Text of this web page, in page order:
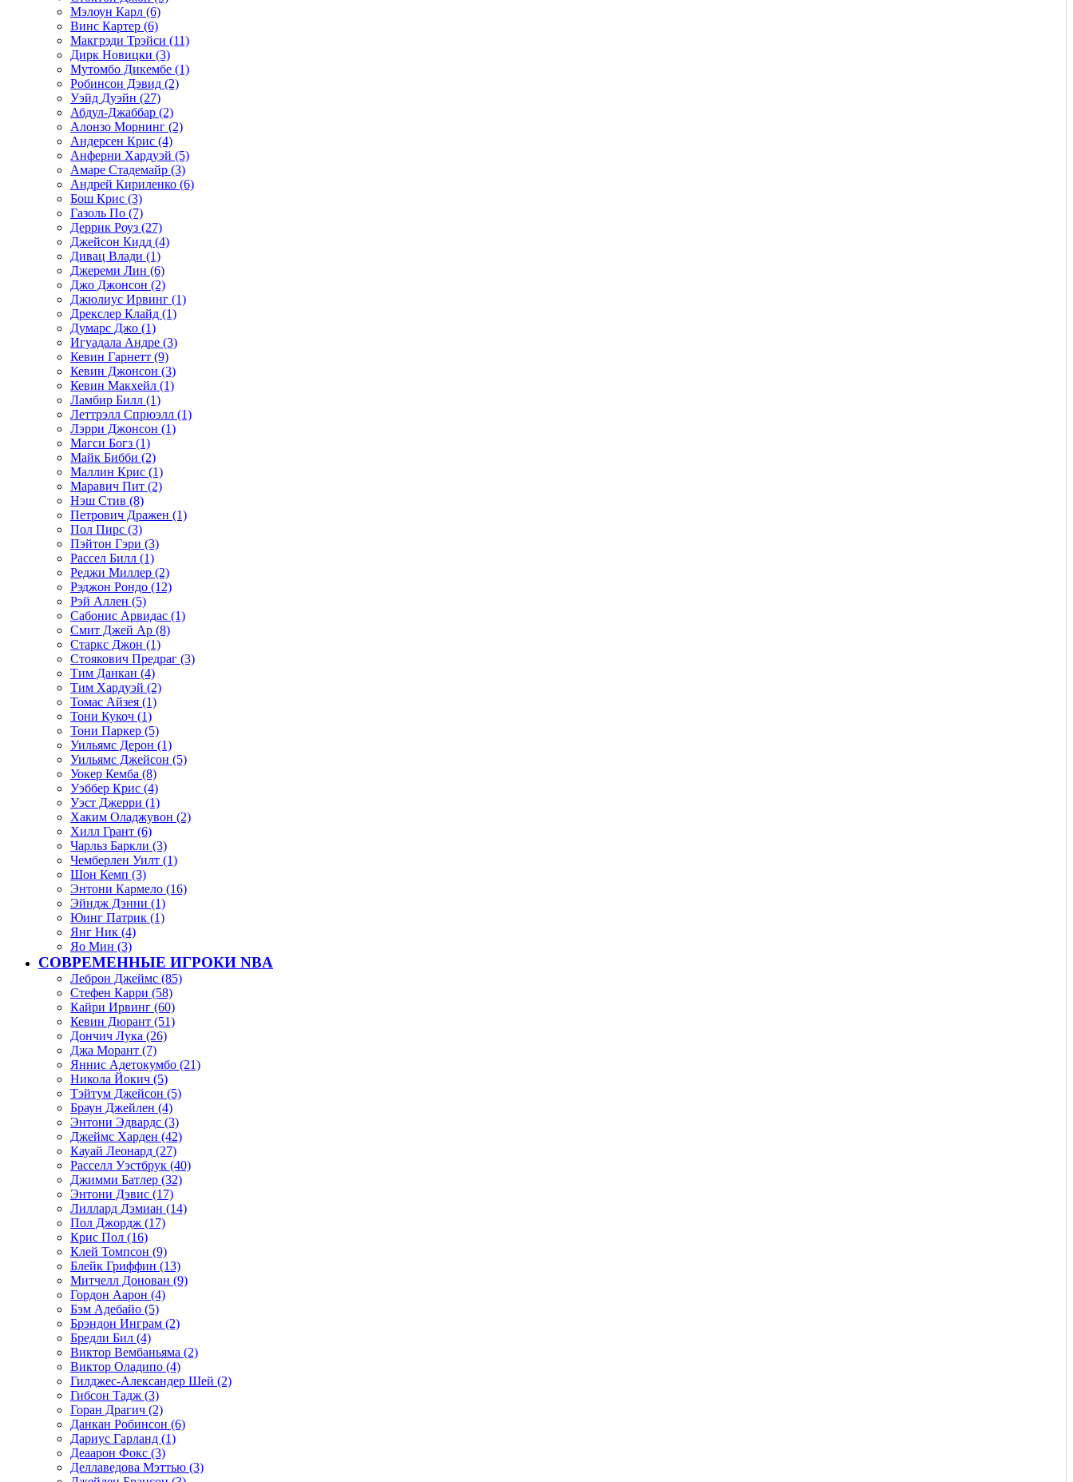
Мэлоун Карл (6)
Винс Картер (6)
Макгрэди Трэйси (11)
Дирк Новицки (3)
Мутомбо Дикембе (1)
Робинсон Дэвид (2)
Уэйд Дуэйн (27)
Абдул-Джаббар (2)
Алонзо Морнинг (2)
Андерсен Крис (4)
Анферни Xардуэй (5)
Амаре Стадемайр (3)
Андрей Кириленко (6)
Бош Крис (3)
Газоль По (7)
Деррик Роуз (27)
Джейсон Кидд (4)
Дивац Влади (1)
Джереми Лин (6)
Джо Джонсон (2)
Джюлиус Ирвинг (1)
Дрекслер Клайд (1)
Думарс Джо (1)
Игуадала Андре (3)
Кевин Гарнетт (9)
Кевин Джонсон (3)
Кевин Макхейл (1)
Ламбир Билл (1)
Леттрэлл Спрюэлл (1)
Лэрри Джонсон (1)
Магси Богз (1)
Майк Бибби (2)
Маллин Крис (1)
Маравич Пит (2)
Нэш Стив (8)
Петрович Дражен (1)
Пол Пирс (3)
Пэйтон Гэри (3)
Рассел Билл (1)
Реджи Миллер (2)
Рэджон Рондо (12)
Рэй Аллен (5)
Сабонис Арвидас (1)
Смит Джей Ар (8)
Старкс Джон (1)
Стоякович Предраг (3)
Тим Данкан (4)
Тим Хардуэй (2)
Томас Айзея (1)
Тони Кукоч (1)
Тони Паркер (5)
Уильямс Дерон (1)
Уильямс Джейсон (5)
Уокер Кемба (8)
Уэббер Крис (4)
Уэст Джерри (1)
Хаким Оладжувон (2)
Хилл Грант (6)
Чарльз Баркли (3)
Чемберлен Уилт (1)
Шон Кемп (3)
Энтони Кармело (16)
Эйндж Дэнни (1)
Юинг Патрик (1)
Янг Ник (4)
Яо Мин (3)
СОВРЕМЕННЫЕ ИГРОКИ NBA
Леброн Джеймс (85)
Стефен Карри (58)
Кайри Ирвинг (60)
Кевин Дюрант (51)
Дончич Лука (26)
Джа Морант (7)
Яннис Адетокумбо (21)
Никола Йокич (5)
Тэйтум Джейсон (5)
Браун Джейлен (4)
Энтони Эдвардс (3)
Джеймс Харден (42)
Кауай Леонард (27)
Расселл Уэстбрук (40)
Джимми Батлер (32)
Энтони Дэвис (17)
Лиллард Дэмиан (14)
Пол Джордж (17)
Крис Пол (16)
Клей Томпсон (9)
Блейк Гриффин (13)
Митчелл Донован (9)
Гордон Аарон (4)
Бэм Адебайо (5)
Брэндон Инграм (2)
Бредли Бил (4)
Виктор Вембаньяма (2)
Виктор Оладипо (4)
Гилджес-Александер Шей (2)
Гибсон Тадж (3)
Горан Драгич (2)
Данкан Робинсон (6)
Дариус Гарланд (1)
Деаарон Фокс (3)
Деллаведова Мэттью (3)